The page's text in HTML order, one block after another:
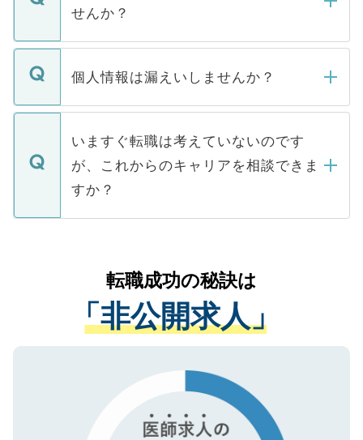
けない「非公開求人」です。非公開求人は
下記の理由によって、一般には公開してい
ません。
■応募殺到を避けるため 人気のある医療機
関を公にしてしまうと、応募が殺到する場
に、医療機関が求める条件に合った人材の
みを人材紹介会社に依頼するケースが増え
ています。
せんか？
転職・入職を強要することは一切ありませ
ん。また、仮に応募先から内定をいただい
定を承諾する必要はありません。内定先へ
の辞退の連絡はキャリアパートナーが行い
ますので、ご安心ください。
個人情報は漏えいしませんか？
個人情報が漏えいすることはありませんの
で、ご安心ください。当サイトからの登録
などで収集したご登録者様の個人情報は、
ご本人のキャリアアップおよび転職活動の
支援を目的に使用いたします。お預かりし
ているすべての個人データはご本人の許可
は、個人情報の取り扱いについての厳密な
管理基準を満たした事業者のみに付与され
る、プライバシーマークを取得済みです。
ご登録いただいた個人情報は、SSL（デー
で、機密保持に関してもご安心ください。
いますぐ転職は考えていないのです
が、これからのキャリアを相談できま
すか？
かがいして、現在の医療機関の状況や紹介
経験をまじえながら、適切なアドバイスを
させていただきます。すぐにご転職をされ
ない方には、長期的なサポートが可能です
ので、まずはご登録ください。
転職成功の秘訣は
「非公開求人」